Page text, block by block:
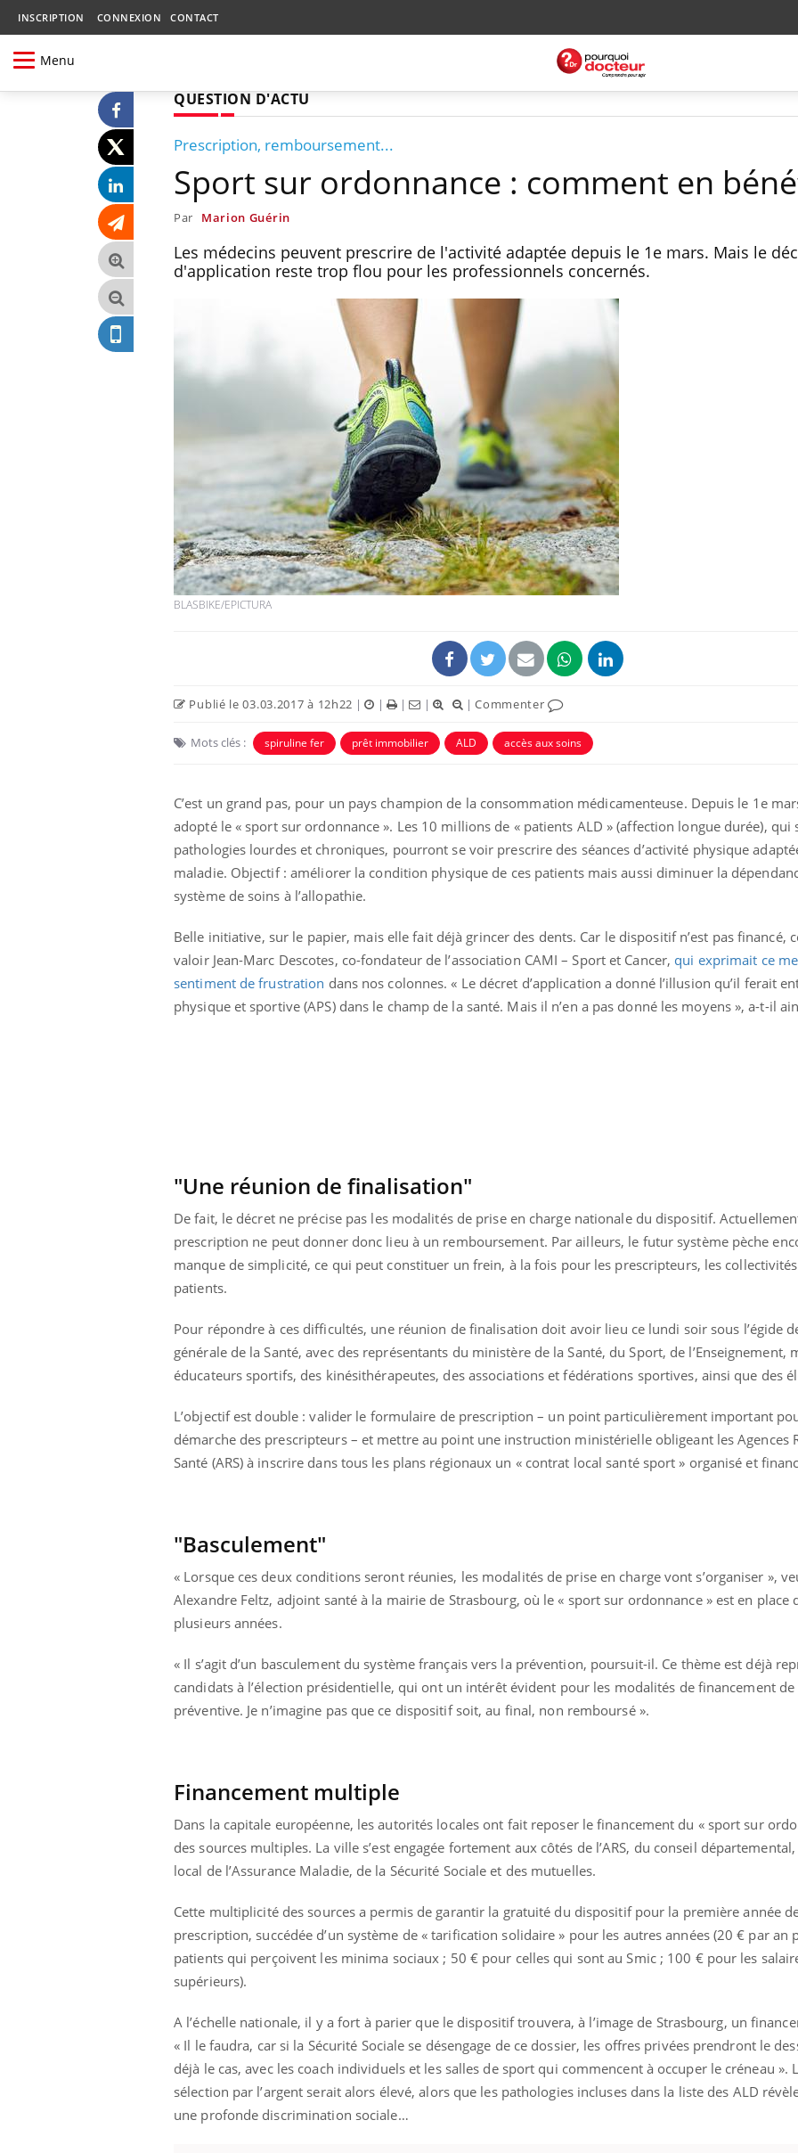
INSCRIPTION CONNEXION CONTACT
Menu
QUESTION D'ACTU
Prescription, remboursement...
Sport sur ordonnance : comment en
Par Marion Guérin
Les médecins peuvent prescrire de l'activité adaptée depuis le 1e mars. Mais le
d'application reste trop flou pour les professionnels concernés.
BLASBIKE/EPICTURA
Publié le 03.03.2017 à 12h22 | | | | |Commenter
Mots clés : spiruline fer prêt immobilier ALD accès aux soins
C’est un grand pas, pour un pays champion de la consommation médicamenteuse. Depuis le 1e
adopté le « sport sur ordonnance ». Les 10 millions de « patients ALD » (affection longue durée), qui
pathologies lourdes et chroniques, pourront se voir prescrire des séances d’activité physique
maladie. Objectif : améliorer la condition physique de ces patients mais aussi diminuer la
système de soins à l’allopathie.
Belle initiative, sur le papier, mais elle fait déjà grincer des dents. Car le dispositif n’est pas financé,
valoir Jean-Marc Descotes, co-fondateur de l’association CAMI – Sport et Cancer, qui exprimait ce
sentiment de frustration dans nos colonnes. « Le décret d’application a donné l’illusion qu’il ferait
physique et sportive (APS) dans le champ de la santé. Mais il n’en a pas donné les moyens », a-t-il
"Une réunion de finalisation"
De fait, le décret ne précise pas les modalités de prise en charge nationale du dispositif.
prescription ne peut donner donc lieu à un remboursement. Par ailleurs, le futur système pèche
manque de simplicité, ce qui peut constituer un frein, à la fois pour les prescripteurs, les
patients.
Pour répondre à ces difficultés, une réunion de finalisation doit avoir lieu ce lundi soir sous l’égide
générale de la Santé, avec des représentants du ministère de la Santé, du Sport, de l’Enseignement,
éducateurs sportifs, des kinésithérapeutes, des associations et fédérations sportives, ainsi que des
L’objectif est double : valider le formulaire de prescription – un point particulièrement important
démarche des prescripteurs – et mettre au point une instruction ministérielle obligeant les Agences
Santé (ARS) à inscrire dans tous les plans régionaux un « contrat local santé sport » organisé et
"Basculement"
« Lorsque ces deux conditions seront réunies, les modalités de prise en charge vont s’organiser »,
Alexandre Feltz, adjoint santé à la mairie de Strasbourg, où le « sport sur ordonnance » est en place
plusieurs années.
« Il s’agit d’un basculement du système français vers la prévention, poursuit-il. Ce thème est déjà
candidats à l’élection présidentielle, qui ont un intérêt évident pour les modalités de financement
préventive. Je n’imagine pas que ce dispositif soit, au final, non remboursé ».
Financement multiple
Dans la capitale européenne, les autorités locales ont fait reposer le financement du « sport sur
des sources multiples. La ville s’est engagée fortement aux côtés de l’ARS, du conseil
local de l’Assurance Maladie, de la Sécurité Sociale et des mutuelles.
Cette multiplicité des sources a permis de garantir la gratuité du dispositif pour la première année
prescription, succédée d’un système de « tarification solidaire » pour les autres années (20 € par an
patients qui perçoivent les minima sociaux ; 50 € pour celles qui sont au Smic ; 100 € pour les
supérieurs).
A l’échelle nationale, il y a fort à parier que le dispositif trouvera, à l’image de Strasbourg, un
« Il le faudra, car si la Sécurité Sociale se désengage de ce dossier, les offres privées prendront le
déjà le cas, avec les coach individuels et les salles de sport qui commencent à occuper le créneau ».
sélection par l’argent serait alors élevé, alors que les pathologies incluses dans la liste des ALD
une profonde discrimination sociale…
vacances ?
Syndrome métabolique :
quels sont les meilleurs
exercices physiques ?
Mortalité infantile : un
rapport s’interroge sur
son taux élevé en France
sur nos
Insuline & Charge mentale : et si on
osait en parler??Youtube
En 2026, l'insuline dans le diabète de type 2
Eczéma Chronique des Mains : se
préparer pour l’été !Youtube
Youtube
Diabète & Ramadan